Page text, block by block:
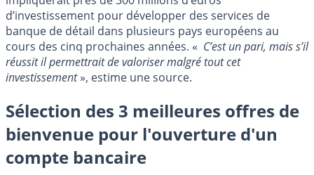
d’investissement pour développer des services de
banque de détail dans plusieurs pays européens au
cours des cinq prochaines années. « C’est un pari, mais s’il
réussit il permettrait de valoriser malgré tout cet
investissement», estime une source.
Sélection des 3 meilleures offres de
bienvenue pour l'ouverture d'un
compte bancaire